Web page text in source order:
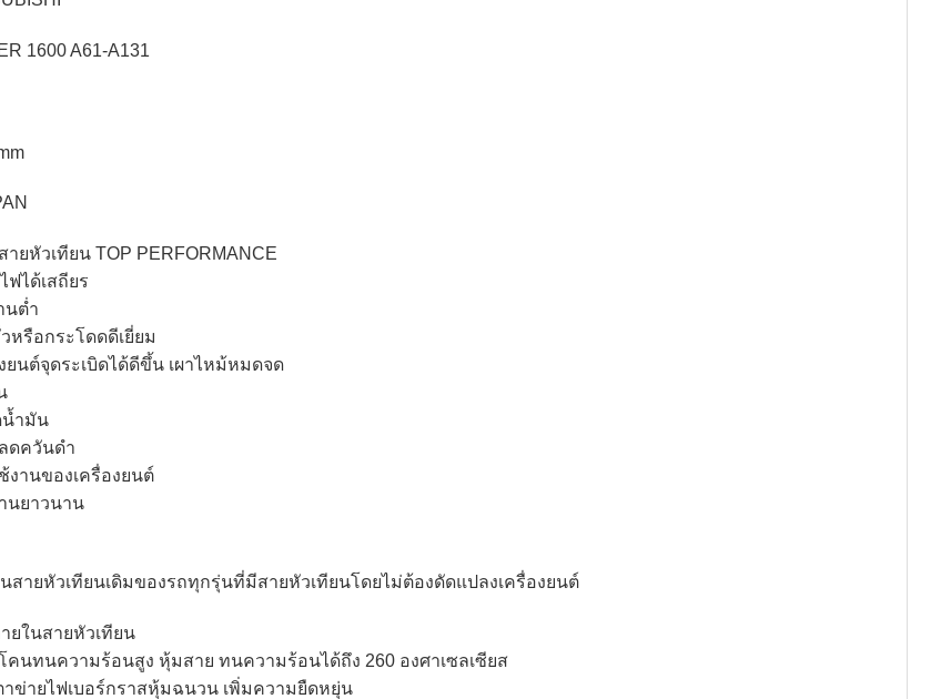
1600 A61-A131
ยหัวเทียน TOP PERFORMANCE
ฟได้เสถียร
นต่ำ
หรือกระโดดดีเยี่ยม
ยนต์จุดระเบิดได้ดีขึ้น เผาไหม้หมดจด
น้ำมัน
ดควันดำ
งานของเครื่องยนต์
นยาวนาน
สายหัวเทียนเดิมของรถทุกรุ่นที่มีสายหัวเทียนโดยไม่ต้องดัดแปลงเครื่องยนต์
ยในสายหัวเทียน
คนทนความร้อนสูง หุ้มสาย ทนความร้อนได้ถึง 260 องศาเซลเซียส
าข่ายไฟเบอร์กราสหุ้มฉนวน เพิ่มความยืดหยุ่น